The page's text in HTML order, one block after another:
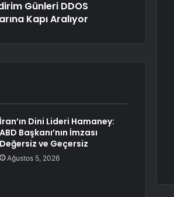
Günleri DDOS
Kapı Aralıyor
İran’ın Dini Lideri Hamaney:
ABD Başkanı’nın İmzası
Değersiz ve Geçersiz
Ağustos 5, 2026